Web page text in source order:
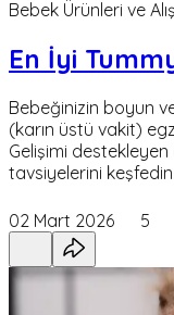
Bebek Ürünleri ve
En İyi
Bebeğinizin boyun
(karın üstü vakit)
Gelişimi
tavsiyelerini keşfedin.
02 Mart 2026 5